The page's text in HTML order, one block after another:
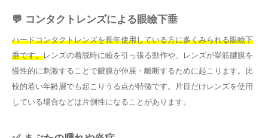
💬 コンタクトレンズによる眼瞼下垂
ハードコンタクトレンズを長年使用している方に多くみられる眼瞼下
垂です。レンズの着脱時に瞼を引っ張る動作や、レンズが挙筋腱膜を
慢性的に刺激することで腱膜が伸展・離断するために起こります。比
較的若い年齢層でも起こりうる点が特徴です。片目だけレンズを使用
している場合などは片側性になることがあります。